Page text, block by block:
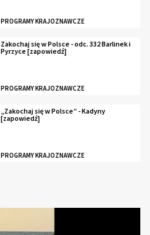
PROGRAMY KRAJOZNAWCZE
Zakochaj się w Polsce - odc. 332 Barlinek i
Pyrzyce [zapowiedź]
PROGRAMY KRAJOZNAWCZE
„Zakochaj się w Polsce” - Kadyny
[zapowiedź]
PROGRAMY KRAJOZNAWCZE